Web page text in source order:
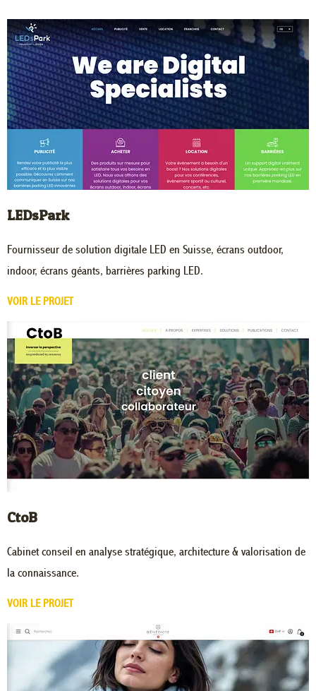
LEDsPark
Fournisseur de solution digitale LED en Suisse, écrans outdoor,
indoor, écrans géants, barrières parking LED.
VOIR LE PROJET
CtoB
Cabinet conseil en analyse stratégique, architecture & valorisation de
la connaissance.
VOIR LE PROJET